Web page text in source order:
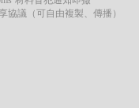
協議（可自由複製、傳播）